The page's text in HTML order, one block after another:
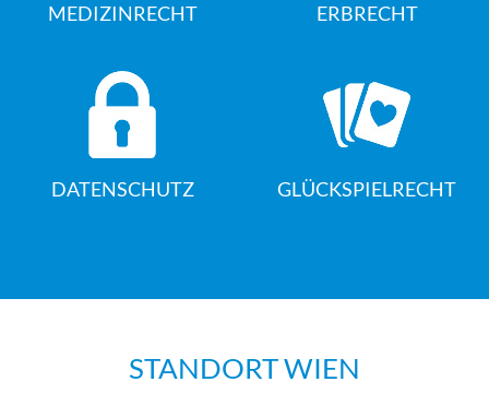
MEDIZINRECHT
ERBRECHT
DATENSCHUTZ GLÜCKSPIELRECHT
STANDORT WIEN